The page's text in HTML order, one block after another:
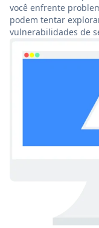
você enfrente
podem tentar
vulnerabilidades de